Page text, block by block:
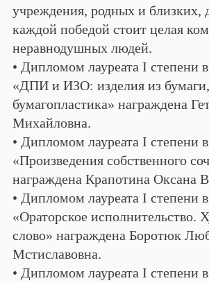
учреждения, родных и близких,
каждой победой стоит целая
неравнодушных людей.
• Дипломом лауреата I степени
«ДПИ и ИЗО: изделия из бумаги,
бумагопластика» награждена
Михайловна.
• Дипломом лауреата I степени
«Произведения собственного
награждена Крапотина Оксана
• Дипломом лауреата I степени
«Ораторское исполнительство.
слово» награждена Боротюк
Мстиславовна.
• Дипломом лауреата I степени